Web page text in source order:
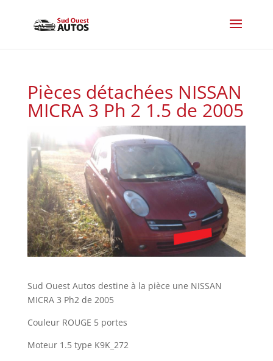
Pièces détachées NISSAN
MICRA 3 Ph 2 1.5 de 2005
Sud Ouest Autos destine à la pièce une NISSAN
MICRA 3 Ph2 de 2005
Couleur ROUGE 5 portes
Moteur 1.5 type K9K_272